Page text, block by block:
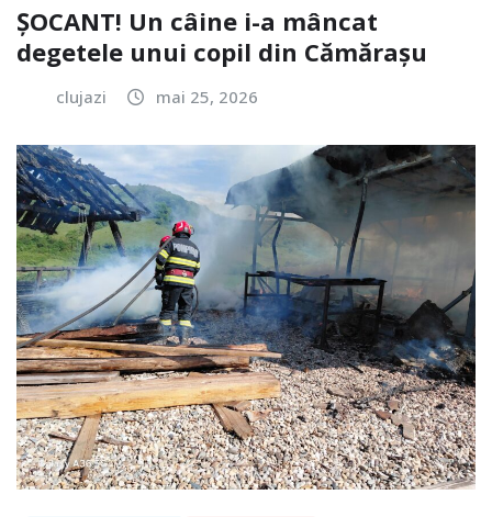
ȘOCANT! Un câine i-a mâncat
degetele unui copil din Cămărașu
clujazi mai 25, 2026